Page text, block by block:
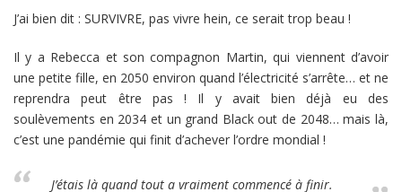
J’ai bien dit : SURVIVRE, pas vivre hein, ce serait trop beau !
Il y a Rebecca et son compagnon Martin, qui viennent d’avoir
une petite fille, en 2050 environ quand l’électricité s’arrête… et ne
reprendra peut être pas ! Il y avait bien déjà eu des
soulèvements en 2034 et un grand Black out de 2048… mais là,
c’est une pandémie qui finit d’achever l’ordre mondial !
J’étais là quand tout a vraiment commencé à finir.